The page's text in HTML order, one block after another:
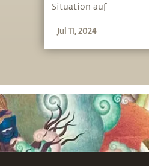
Situation auf
Jul 11, 2024